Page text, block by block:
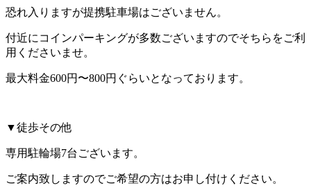
恐れ入りますが提携駐車場はございません。
付近にコインパーキングが多数ございますのでそちらをご利
用くださいませ。
最大料金600円〜800円ぐらいとなっております。
▼徒歩その他
専用駐輪場7台ございます。
ご案内致しますのでご希望の方はお申し付けください。